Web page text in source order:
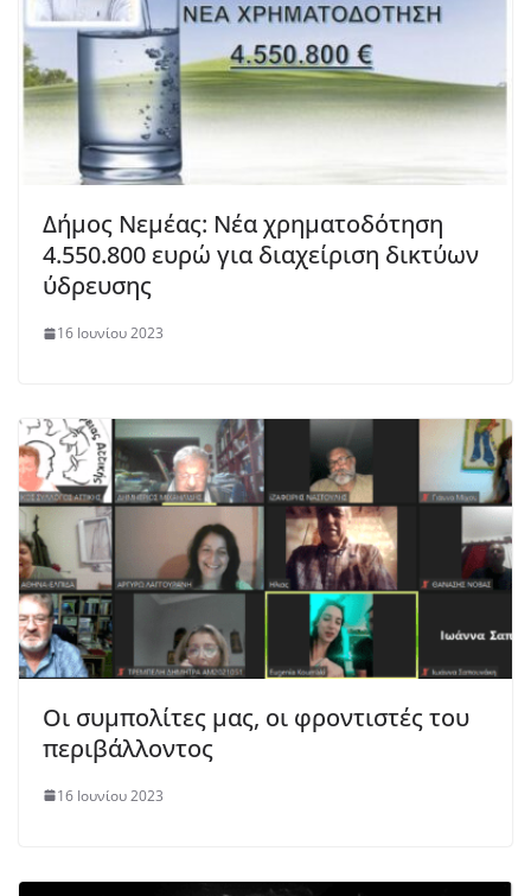
Δήμος Νεμέας: Νέα χρηματοδότηση
4.550.800 ευρώ για διαχείριση δικτύων
ύδρευσης
16 Ιουνίου 2023
Οι συμπολίτες μας, οι φροντιστές του
περιβάλλοντος
16 Ιουνίου 2023